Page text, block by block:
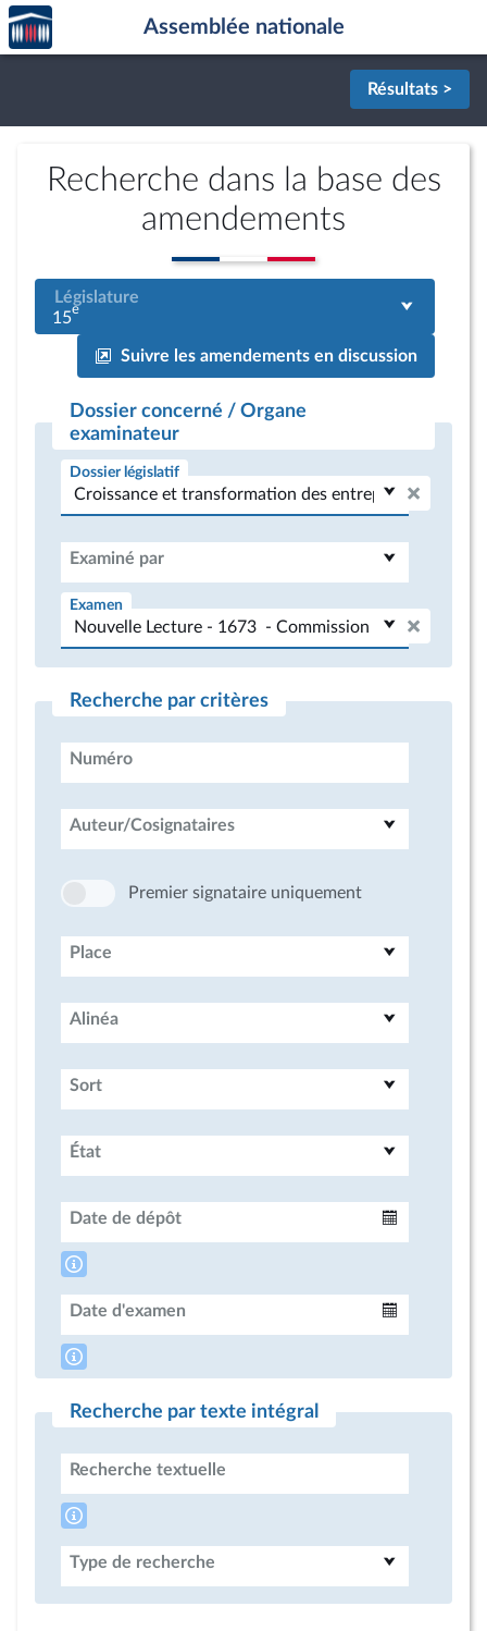
Aller au contenu
Aller en bas de la page
Accèder
à la
page
Assemblée nationale
Résultats >
Recherche dans la base des
amendements
Législature
15e
Suivre les amendements en discussion
Dossier concerné / Organe
examinateur
Dossier législatif
Examiné par
Examen
Recherche par critères
Numéro
Auteur/Cosignataires
Premier signataire uniquement
Place
Alinéa
Sort
État
Date de dépôt
Date d'examen
Recherche par texte intégral
Recherche textuelle
Type de recherche